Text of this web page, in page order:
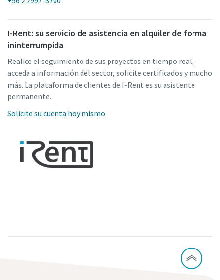
I-Rent: su servicio de asistencia en alquiler de forma
ininterrumpida
Realice el seguimiento de sus proyectos en tiempo real,
acceda a información del sector, solicite certificados y mucho
más. La plataforma de clientes de I-Rent es su asistente
permanente.
Solicite su cuenta hoy mismo